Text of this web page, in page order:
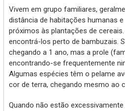
Vivem em grupo familiares,
distância de habitações humanas
próximos às plantações de
encontrá-los perto de bambuzais.
chegando a 1 ano, mas a prole
encontrando-se frequentemente
Algumas espécies têm o pelame
cor de terra, chegando mesmo ao
Quando não estão